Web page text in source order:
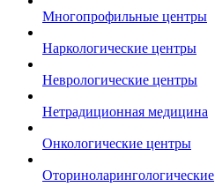
Многопрофильные центры
Наркологические центры
Неврологические центры
Нетрадиционная медицина
Онкологические центры
Оториноларингологические